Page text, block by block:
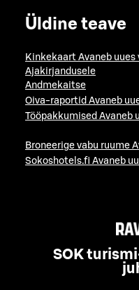
Üldine teave
Kinkekaart Avaneb
Ajakirjandusele
Andmekaitse
Oiva-raportid Avaneb
Tööpakkumised Avaneb
Broneerige vabu ruume
Sokoshotels.fi Avaneb
SOK